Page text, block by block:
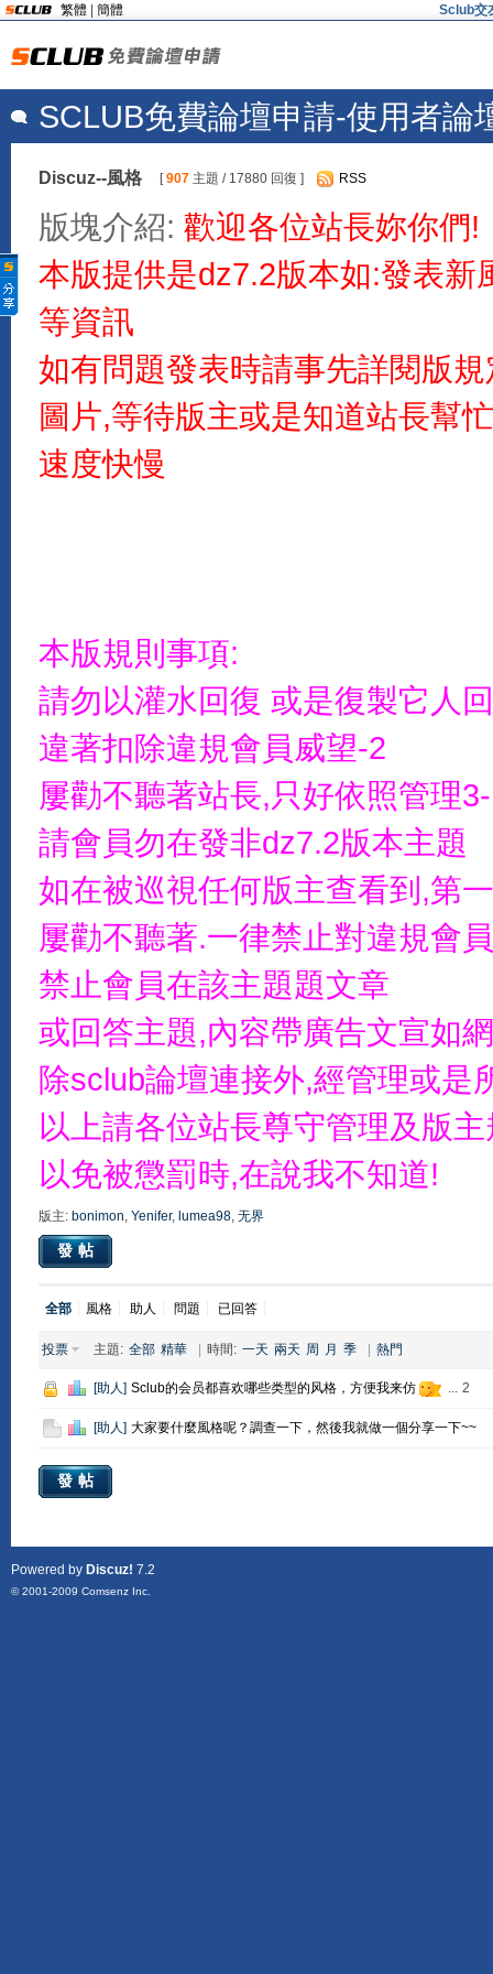
繁體 簡體 Sclub交
SCLUB免費論壇申請-使用者論
Discuz--風格 [907主題 / 17880 回復 ] RSS
版塊介紹: 歡迎各位站長妳你們!
本版提供是dz7.2版本如:發表
等資訊
如有問題發表時請事先詳閱版
圖片,等待版主或是知道站長幫
速度快慢
本版規則事項:
請勿以灌水回復 或是復製它人
違著扣除違規會員威望-2
屢勸不聽著站長,只好依照管理
請會員勿在發非dz7.2版本主題
如在被巡視任何版主查看到,第
屢勸不聽著.一律禁止對違規會
禁止會員在該主題題文章
或回答主題,內容帶廣告文宣如
除sclub論壇連接外,經管理或是
以上請各位站長尊守管理及版
以免被懲罰時,在說我不知道!
版主: bonimon, Yenifer, lumea98, 无界
發帖
全部 風格 助人 問題 已回答
投票 主題: 全部 精華 時間: 一天 兩天 周 月 季 熱門
[助人] Sclub的会员都喜欢哪些类型的风格，方便我来仿 ... 2
[助人] 大家要什麼風格呢？調查一下，然後我就做一個分享一下~~
發帖
Powered by Discuz! 7.2
© 2001-2009 Comsenz Inc.